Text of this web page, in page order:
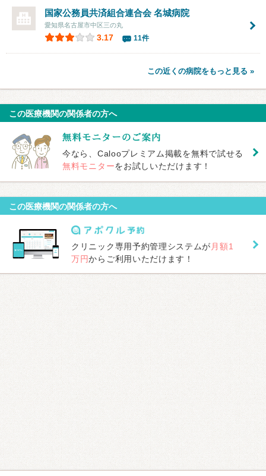
国家公務員共済組合連合会名城病院
愛知県名古屋市中区三の丸
3.17 11件
この近くの病院をもっと見る »
この医療機関の関係者の方へ
今なら、Calooプレミアム掲載を無料で試せる
無料モニターをお試しいただけます！
この医療機関の関係者の方へ
クリニック専用予約管理システムが 月額1
万円からご利用いただけます！